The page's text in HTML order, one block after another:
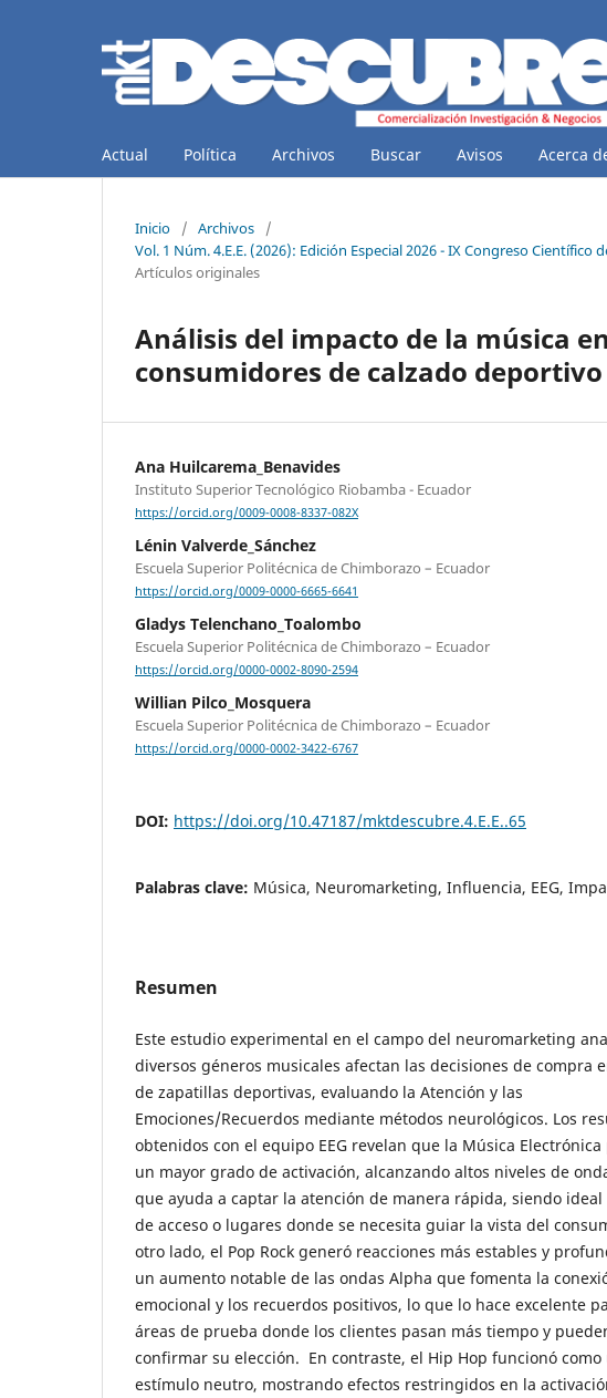
Actual Política Archivos Buscar Avisos Acerca
Inicio / Archivos
/
Vol. 1 Núm. 4.E.E. (2026): Edición Especial 2026 - IX Congreso Científico
Artículos originales
Análisis del impacto de la música
consumidores de calzado
Ana Huilcarema_Benavides
Instituto Superior Tecnológico Riobamba - Ecuador
https://orcid.org/0009-0008-8337-082X
Lénin Valverde_Sánchez
Escuela Superior Politécnica de Chimborazo – Ecuador
https://orcid.org/0009-0000-6665-6641
Gladys Telenchano_Toalombo
Escuela Superior Politécnica de Chimborazo – Ecuador
https://orcid.org/0000-0002-8090-2594
Willian Pilco_Mosquera
Escuela Superior Politécnica de Chimborazo – Ecuador
https://orcid.org/0000-0002-3422-6767
DOI: https://doi.org/10.47187/mktdescubre.4.E.E..65
Palabras clave: Música, Neuromarketing, Influencia, EEG,
Resumen
Este estudio experimental en el campo del neuromarketing
diversos géneros musicales afectan las decisiones de compra
de zapatillas deportivas, evaluando la Atención y las
Emociones/Recuerdos mediante métodos neurológicos. Los
obtenidos con el equipo EEG revelan que la Música Electrónica
un mayor grado de activación, alcanzando altos niveles de
que ayuda a captar la atención de manera rápida, siendo ideal
de acceso o lugares donde se necesita guiar la vista del
otro lado, el Pop Rock generó reacciones más estables y
un aumento notable de las ondas Alpha que fomenta la
emocional y los recuerdos positivos, lo que lo hace excelente
áreas de prueba donde los clientes pasan más tiempo y
confirmar su elección. En contraste, el Hip Hop funcionó como
estímulo neutro, mostrando efectos restringidos en la